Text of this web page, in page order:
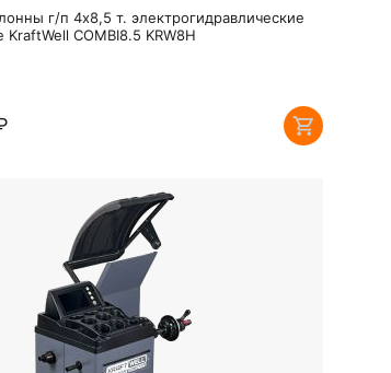
г/п 4х8,5 т. электрогидравлические
COMBI8.5 KRW8H